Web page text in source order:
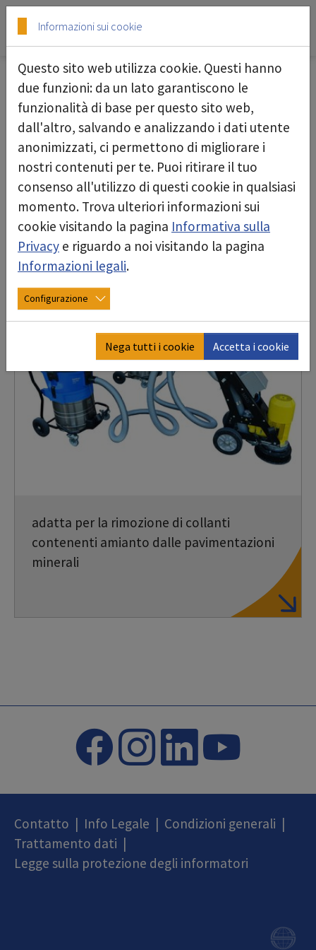
Skip to main content
Skip to page footer
Levigatrice per il pavimento
deconta-MKS-Levigatrice per il pavimento
adatta per la rimozione di collanti
contenenti amianto dalle pavimentazioni
minerali
Contatto Info Legale Condizioni generali
Trattamento dati
Legge sulla protezione degli informatori
Informazioni sui cookie
Questo sito web utilizza cookie. Questi hanno
due funzioni: da un lato garantiscono le
funzionalità di base per questo sito web,
dall'altro, salvando e analizzando i dati utente
anonimizzati, ci permettono di migliorare i
nostri contenuti per te. Puoi ritirare il tuo
consenso all'utilizzo di questi cookie in qualsiasi
momento. Trova ulteriori informazioni sui
cookie visitando la pagina Informativa sulla
Privacy e riguardo a noi visitando la pagina
Informazioni legali.
Configurazione
Nega tutti i cookie Accetta i cookie